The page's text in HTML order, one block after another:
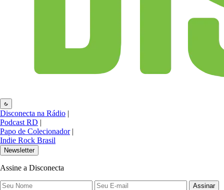
Disconecta na Rádio |
Podcast RD |
Papo de Colecionador |
Indie Rock Brasil
Newsletter
Assine a Disconecta
Assinar